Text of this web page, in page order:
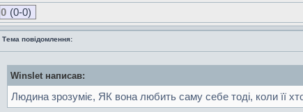
0 (0-0)
Тема повідомлення:
Winslet написав:
Людина зрозуміє, ЯК вона любить саму себе тоді, коли її